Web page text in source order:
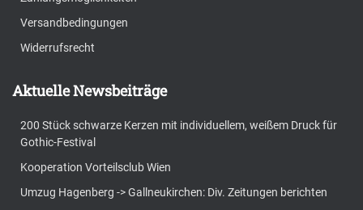
Versandbedingungen
Widerrufsrecht
Aktuelle Newsbeiträge
200 Stück schwarze Kerzen mit individuellem, weißem Druck für
Gothic-Festival
Kooperation Vorteilsclub Wien
Umzug Hagenberg -> Gallneukirchen: Div. Zeitungen berichten